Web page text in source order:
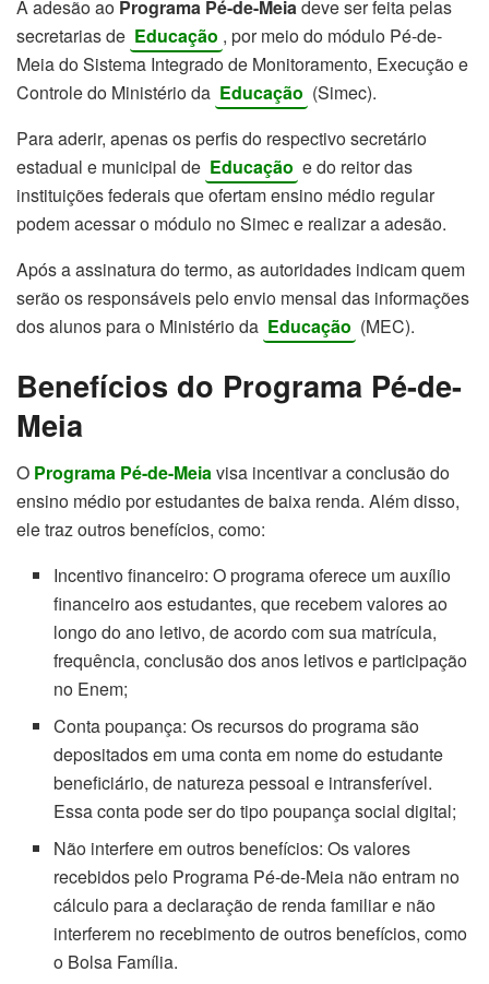
A adesão ao Programa Pé-de-Meiadeve ser feita pelas
secretarias de Educação , por meio do módulo Pé-de-
Meia do Sistema Integrado de Monitoramento, Execução e
Controle do Ministério da Educação (Simec).
Para aderir, apenas os perfis do respectivo secretário
estadual e municipal de Educação e do reitor das
instituições federais que ofertam ensino médio regular
podem acessar o módulo no Simec e realizar a adesão.
Após a assinatura do termo, as autoridades indicam quem
serão os responsáveis pelo envio mensal das informações
dos alunos para o Ministério da Educação (MEC).
Benefícios do Programa Pé-de-
Meia
O Programa Pé-de-Meiavisa incentivar a conclusão do
ensino médio por estudantes de baixa renda. Além disso,
ele traz outros benefícios, como:
Incentivo financeiro: O programa oferece um auxílio
financeiro aos estudantes, que recebem valores ao
longo do ano letivo, de acordo com sua matrícula,
frequência, conclusão dos anos letivos e participação
no Enem;
Conta poupança: Os recursos do programa são
depositados em uma conta em nome do estudante
beneficiário, de natureza pessoal e intransferível.
Essa conta pode ser do tipo poupança social digital;
Não interfere em outros benefícios: Os valores
recebidos pelo Programa Pé-de-Meia não entram no
cálculo para a declaração de renda familiar e não
interferem no recebimento de outros benefícios, como
o Bolsa Família.